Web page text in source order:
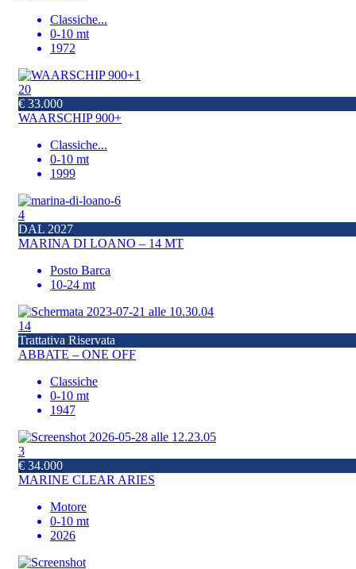
Classiche...
0-10 mt
1972
20
€ 33.000
WAARSCHIP 900+
Classiche...
0-10 mt
1999
4
DAL 2027
MARINA DI LOANO – 14 MT
Posto Barca
10-24 mt
14
Trattativa Riservata
ABBATE – ONE OFF
Classiche
0-10 mt
1947
3
€ 34.000
MARINE CLEAR ARIES
Motore
0-10 mt
2026